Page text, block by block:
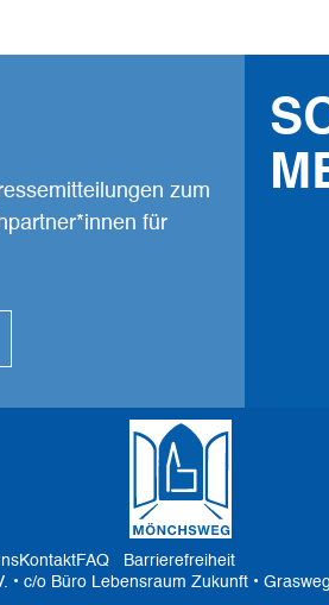
zum
für
KontaktFAQ
Barrierefreiheit
c/o Büro Lebensraum Zukunft •